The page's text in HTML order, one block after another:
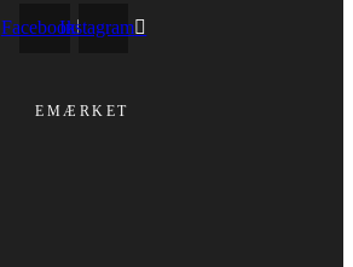
FacebookInstagram
EMÆRKET